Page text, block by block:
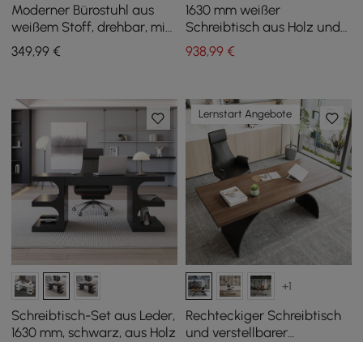
Moderner Bürostuhl aus
weißem Stoff, drehbar, mit
verstellbarer Höhe
349,99 €
1630 mm weißer
Schreibtisch aus Holz und
schwarzer
Schreibtischstuhl aus Leder
938,99€
Schreibtisch-Set aus Leder,
1630 mm, schwarz, aus Holz
Lernstart Angebote
+1
Rechteckiger Schreibtisch
und verstellbarer